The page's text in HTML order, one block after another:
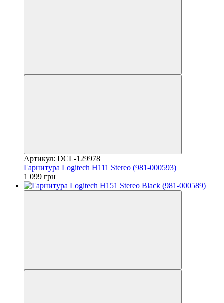
Артикул: DCL-129978
Гарнитура Logitech H111 Stereo (981-000593)
1 099 грн